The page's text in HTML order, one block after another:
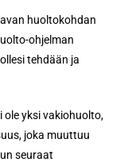
huoltokohdan
ohjelman
tehdään ja
yksi vakiohuolto,
joka muuttuu
seuraat